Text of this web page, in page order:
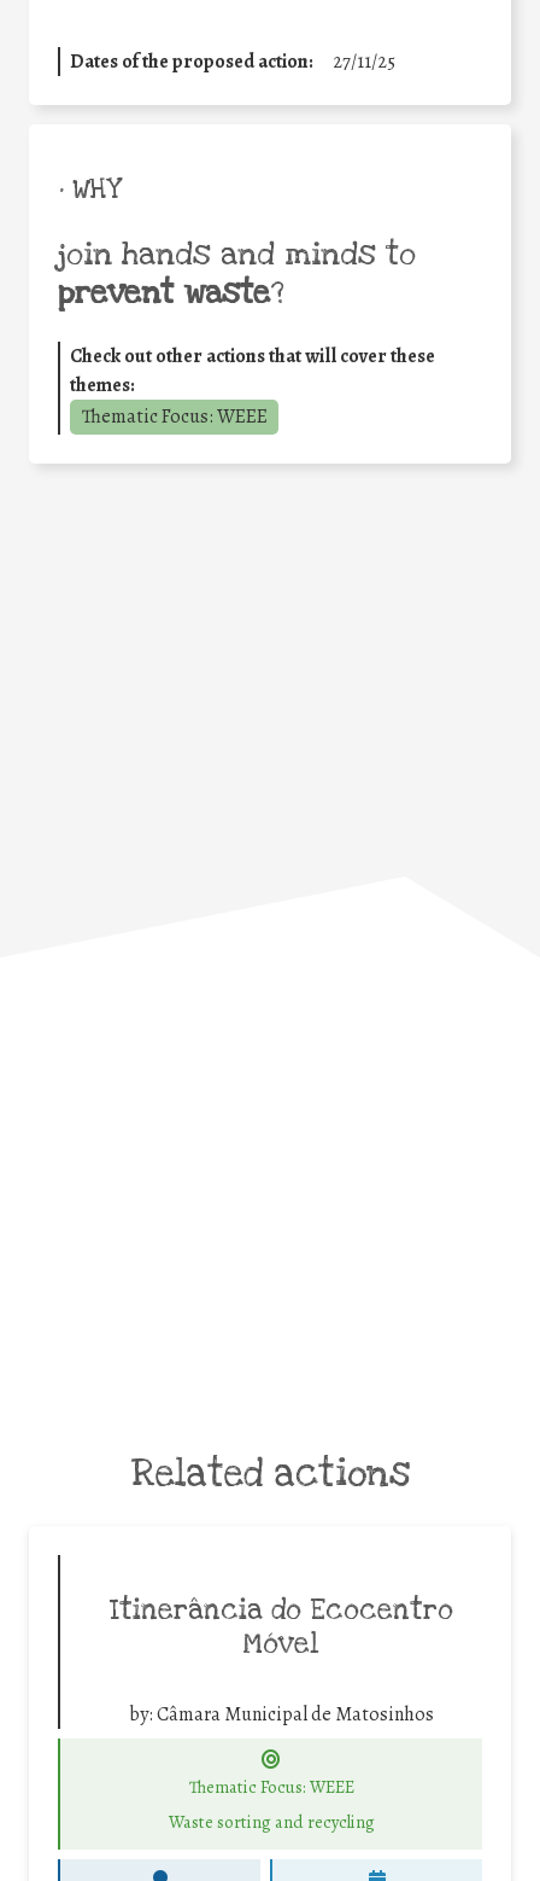
Dates of the proposed action: 27/11/25
• WHY
join hands and minds to
prevent waste?
Check out other actions that will cover these
themes:
Thematic Focus: WEEE
Related actions
Itinerância do Ecocentro
Móvel
by:Câmara Municipal de Matosinhos
Thematic Focus: WEEE
Waste sorting and recycling